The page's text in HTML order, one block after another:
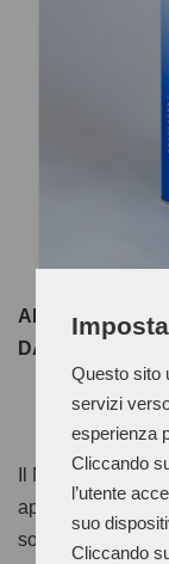
Questo sito
servizi
esperienza
Cliccando
l’utente
suo
Cliccando
ADESIVO
DA APPLICARE
Il Neoprene
applicare a
soletta nella